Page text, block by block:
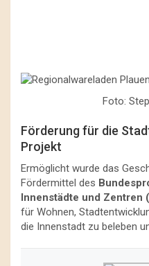
Foto:
Förderung für die
Projekt
Ermöglicht wurde das
Fördermittel des
Innenstädte und Zentren
für Wohnen,
die Innenstadt zu beleben